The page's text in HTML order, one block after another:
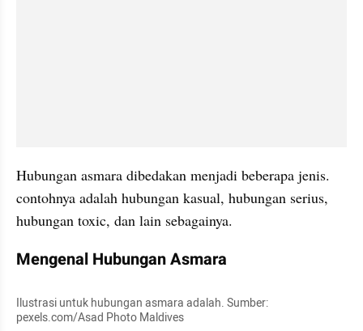
Hubungan asmara dibedakan menjadi beberapa jenis.
contohnya adalah hubungan kasual, hubungan serius,
hubungan toxic, dan lain sebagainya.
Mengenal Hubungan Asmara
Ilustrasi untuk hubungan asmara adalah. Sumber:
pexels.com/Asad Photo Maldives